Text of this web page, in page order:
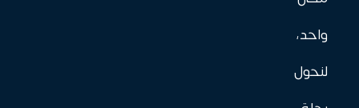
واحد،
لنحول